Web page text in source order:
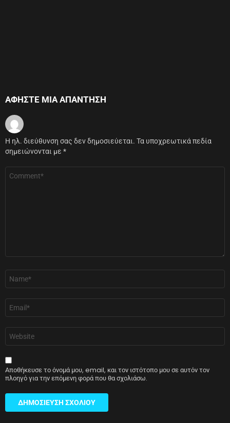
ΑΦΉΣΤΕ ΜΙΑ ΑΠΆΝΤΗΣΗ
Η ηλ. διεύθυνση σας δεν δημοσιεύεται. Τα υποχρεωτικά πεδία
σημειώνονται με *
Σχόλιο
Όνομα
Email
Ιστότοπος
Αποθήκευσε το όνομά μου, email, και τον ιστότοπο μου σε αυτόν τον
πλοηγό για την επόμενη φορά που θα σχολιάσω.